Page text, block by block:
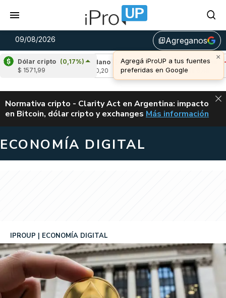
09/08/2026 library_addAgreganos
×
Agregá iProUP a tus fuentes
preferidas en Google
Dólar cripto (0,17%)
$ 1571,99
Cardano (-1,11%)
Avalanche (-
u$s 6,48
ALERTA
Normativa cripto - Clarity Act en Argentina: impacto
en Bitcoin, dólar cripto y exchanges CLARITY ACT EN
Más información
ECONOMÍA DIGITAL
IPROUP ECONOMÍA DIGITAL